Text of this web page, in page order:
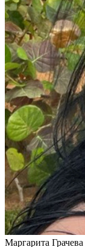
Маргарита Грачева